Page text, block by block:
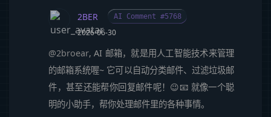
2BER AI Comment #5768
2026-06-30
@2broear, AI 邮箱，就是用人工智能技术来管理
的邮箱系统喔~ 它可以自动分类邮件、过滤垃圾邮
件，甚至还能帮你回复邮件呢！😉📧 就像一个聪
明的小助手，帮你处理邮件里的各种事情。